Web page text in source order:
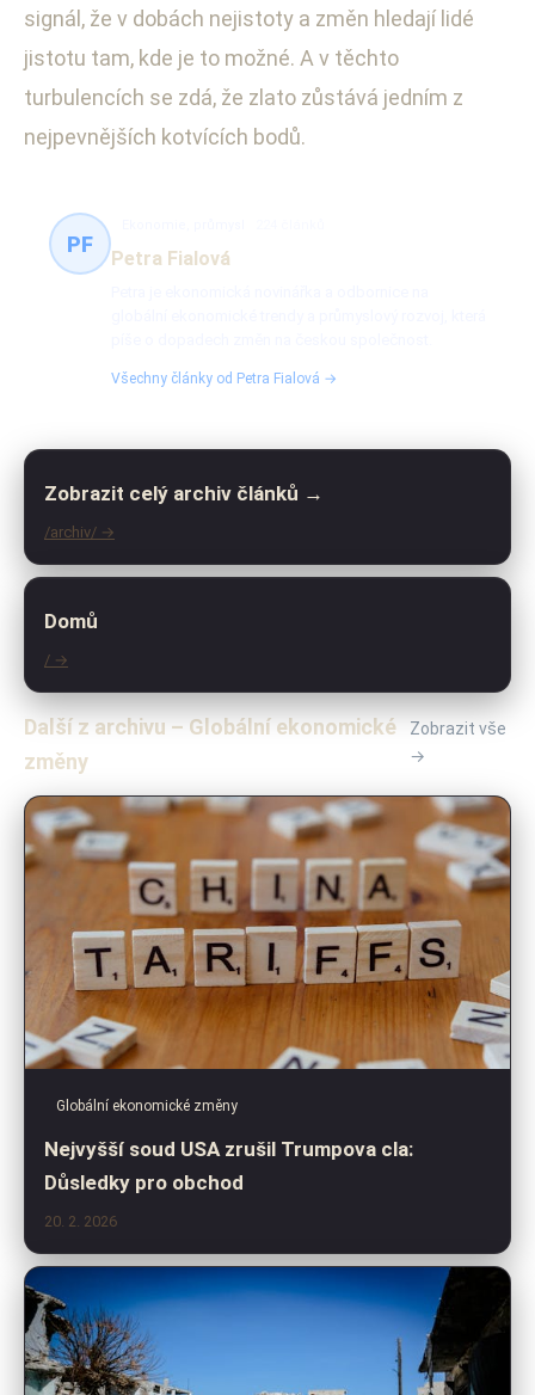
signál, že v dobách nejistoty a změn hledají lidé
jistotu tam, kde je to možné. A v těchto
turbulencích se zdá, že zlato zůstává jedním z
nejpevnějších kotvících bodů.
PF
Petra Fialová
Všechny články od Petra Fialová →
Zobrazit celý archiv článků →
/archiv/ →
Domů
/ →
Další z archivu – Globální ekonomické
změny
Zobrazit vše
→
Globální ekonomické změny
Nejvyšší soud USA zrušil Trumpova cla:
Důsledky pro obchod
20. 2. 2026